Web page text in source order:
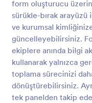
form oluşturucu
sürükle-bırak
ve kurumsal
güncelleyebilirsiniz.
ekiplere anında bilgi
kullanarak yalnızca
toplama sürecinizi
dönüştürebilirsiniz.
tek panelden takip
Ziyaretçi Bilgi
Ziyaretçi Bilgi